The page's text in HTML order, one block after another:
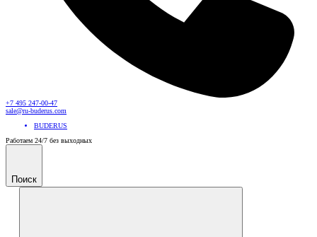
+7 495 247-00-47
sale@ru-buderus.com
BUDERUS
Работаем 24/7 без выходных
Поиск